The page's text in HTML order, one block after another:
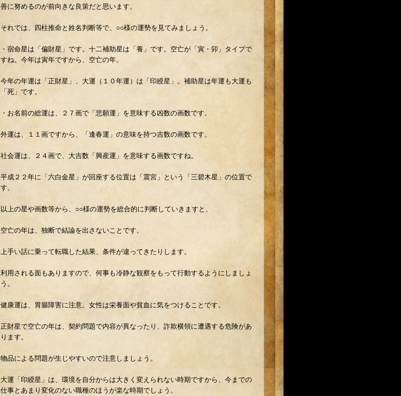
善に努めるのが前向きな良策だと思います。
それでは、四柱推命と姓名判断等で、○○様の運勢を見てみましょう。
・宿命星は「偏財星」です。十二補助星は「養」です。空亡が「寅・卯」タイプで
すね。今年は寅年ですから、空亡の年。
今年の年運は「正財星」、大運（１０年運）は「印綬星」。補助星は年運も大運も
「死」です。
・お名前の総運は、２７画で「悲願運」を意味する凶数の画数です。
外運は、１１画ですから、「逢春運」の意味を持つ吉数の画数です。
社会運は、２４画で、大吉数「興産運」を意味する画数ですね。
平成２２年に「六白金星」が回座する位置は「震宮」という「三碧木星」の位置で
す。
以上の星や画数等から、○○様の運勢を総合的に判断していきますと、
空亡の年は、独断で結論を出さないことです。
上手い話に乗って転職した結果、条件が違ってきたりします。
利用される面もありますので、何事も冷静な観察をもって行動するようにしましょ
う。
健康運は、胃腸障害に注意。女性は栄養面や貧血に気をつけることです。
正財星で空亡の年は、契約問題で内容が異なったり、詐欺横領に遭遇する危険があ
ります。
物品による問題が生じやすいので注意しましょう。
大運「印綬星」は、環境を自分からは大きく変えられない時期ですから、今までの
仕事とあまり変化のない職種のほうが楽な時期でしょう。